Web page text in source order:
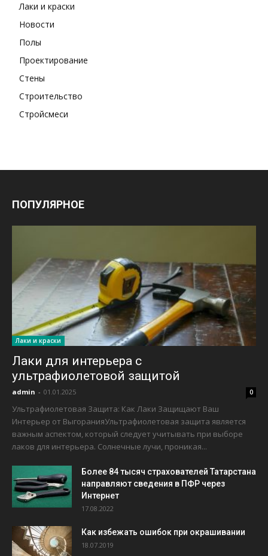
Лаки и краски
Новости
Полы
Проектирование
Стены
Строительство
Стройсмеси
ПОПУЛЯРНОЕ
Лаки и краски
Лаки для интерьера с
ультрафиолетовой защитой
admin - 01.01.2025 0
Ультрафиолетовая Защита: Как Лаки Защищают Ваш
Интерьер от ВыгоранияУльтрафиолетовая защита является
важным аспектом, который следует учитывать при выборе
лаков для интерьера. Солнечные лучи, проникая...
Более 84 тысяч страхователей Татарстана
направляют сведения в ПФР через
Интернет
17.08.2022
Как избежать ошибок при окрашивании
18.07.2019